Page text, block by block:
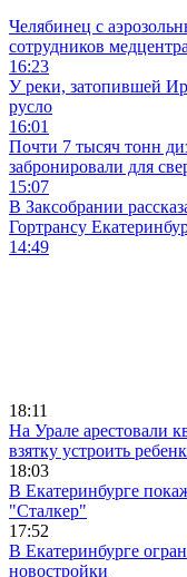
Челябинец с
сотрудников медцентра
16:23
У реки, затопившей
русло
16:01
Почти 7 тысяч тонн
забронировали для
15:07
В Заксобрании
Гортрансу
14:49
18:11
На Урале арестовали
взятку устроить
18:03
В Екатеринбурге
"Сталкер"
17:52
В Екатеринбурге
новостройки